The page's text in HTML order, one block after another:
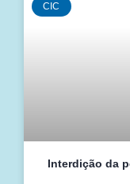
CIC
Interdição da